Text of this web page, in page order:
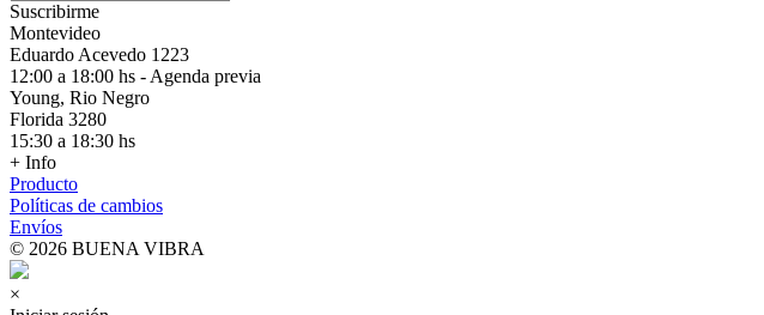
Suscribirme
Montevideo
Eduardo Acevedo 1223
12:00 a 18:00 hs - Agenda previa
Young, Rio Negro
Florida 3280
15:30 a 18:30 hs
+ Info
Producto
Políticas de cambios
Envíos
© 2026 BUENA VIBRA
×